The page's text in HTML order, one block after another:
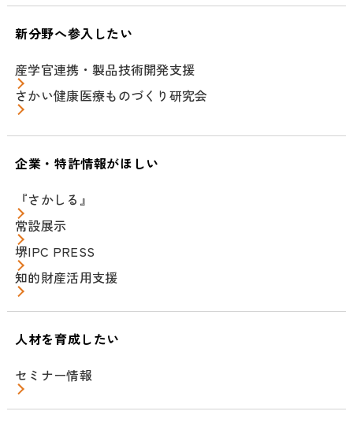
新分野へ参入したい
産学官連携・製品技術開発支援
さかい健康医療ものづくり研究会
企業・特許情報がほしい
『さかしる』
常設展示
堺IPC PRESS
知的財産活用支援
人材を育成したい
セミナー情報